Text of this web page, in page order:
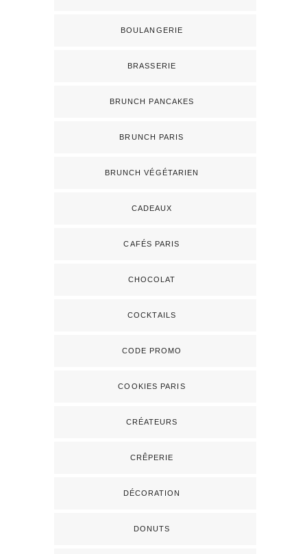
BOULANGERIE
BRASSERIE
BRUNCH PANCAKES
BRUNCH PARIS
BRUNCH VÉGÉTARIEN
CADEAUX
CAFÉS PARIS
CHOCOLAT
COCKTAILS
CODE PROMO
COOKIES PARIS
CRÉATEURS
CRÊPERIE
DÉCORATION
DONUTS